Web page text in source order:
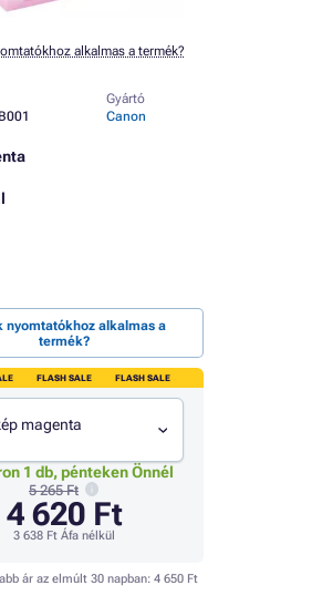
alkalmas a termék?
Gyártó
Canon
nyomtatókhoz alkalmas a
termék?
FLASH SALE FLASH SALE
magenta
1 db, pénteken Önnél
5 265 Ft
4 620 Ft
3 638 Ft Áfa nélkül
ár az elmúlt 30 napban: 4 650 Ft